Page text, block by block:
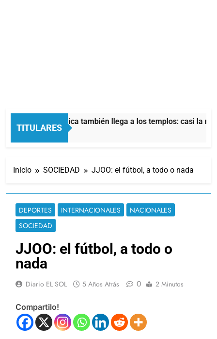
TITULARES
La crisis económica también llega a los templos: casi la
5 Horas Atrás
Inicio SOCIEDAD JJOO: el fútbol, a todo o nada
DEPORTES INTERNACIONALES
NACIONALES
SOCIEDAD
JJOO: el fútbol, a todo o
nada
Diario EL SOL 5 Años Atrás 0 2 Minutos
Compartilo!